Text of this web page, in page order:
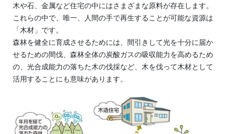
木や石、金属など住宅の中にはさまざまな原料が存在します。
これらの中で、唯一、人間の手で再生することが可能な資源は
「木材」です。
森林を健全に育成させるためには、間引きして光を十分に届か
せるための間伐、森林全体の炭酸ガスの吸収能力を高めるため
の、光合成能力の落ちた木の伐採など、木を伐って木材として
活用することにも意味があります。